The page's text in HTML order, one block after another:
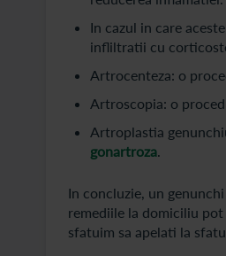
In cazul in care
infliltratii cu
Artrocenteza: o
Artroscopia: o
Artroplastia
gonartroza.
In concluzie, un
remediile la domiciliu pot
sfatuim sa apelati la